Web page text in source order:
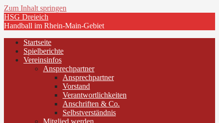
Zum Inhalt springen
HSG Dreieich
Handball im Rhein-Main-Gebiet
Startseite
Spielberichte
Vereinsinfos
Ansprechpartner
Ansprechpartner
Vorstand
Verantwortlichkeiten
Anschriften & Co.
Selbstverständnis
Mitglied werden